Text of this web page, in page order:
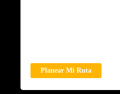
Planear Mi Ruta